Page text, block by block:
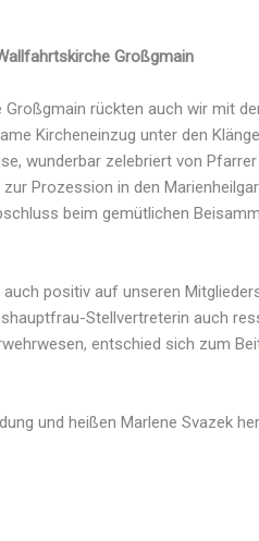
Großgmain
rückten auch wir mit
Kircheneinzug unter den
wunderbar zelebriert von
Prozession in den
beim gemütlichen
positiv auf unseren
Stellvertreterin auch
entschied sich zum
und heißen Marlene Svazek